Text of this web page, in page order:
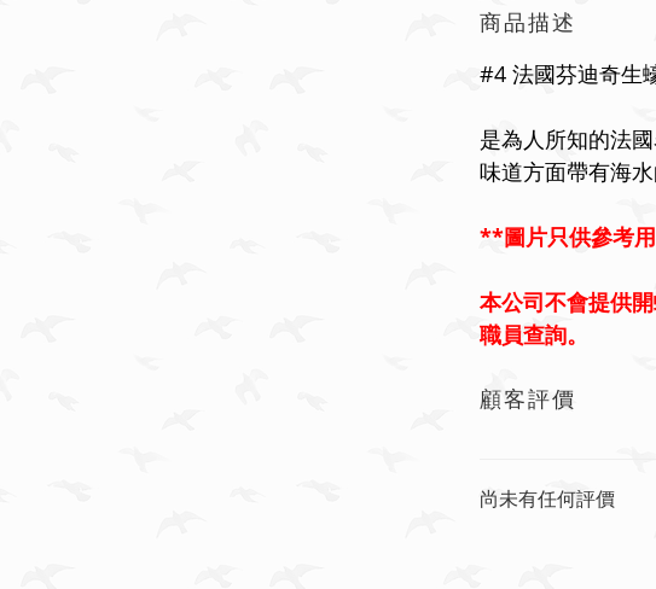
商品描述
#4 法國芬迪奇生
是為人所知的法
味道方面帶有海
**圖片只供參考
本公司不會提供
職員查詢。
顧客評價
尚未有任何評價